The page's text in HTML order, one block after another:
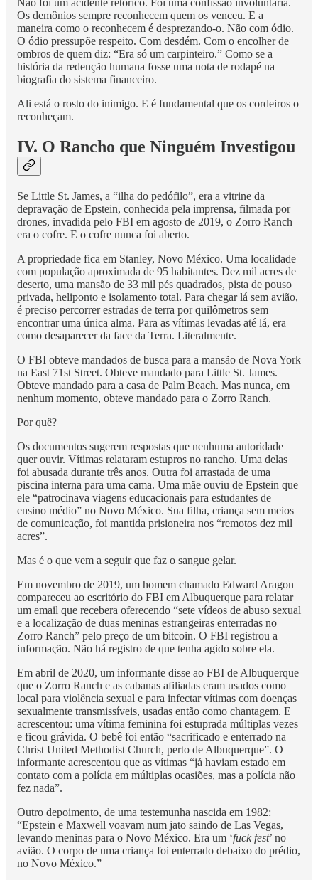
Os demônios sempre reconhecem quem os venceu. E a
maneira como o reconhecem é desprezando-o. Não com ódio.
O ódio pressupõe respeito. Com desdém. Com o encolher de
ombros de quem diz: “Era só um carpinteiro.” Como se a
história da redenção humana fosse uma nota de rodapé na
biografia do sistema financeiro.
Ali está o rosto do inimigo. E é fundamental que os cordeiros o
reconheçam.
IV. O Rancho que Ninguém Investigou
Se Little St. James, a “ilha do pedófilo”, era a vitrine da
depravação de Epstein, conhecida pela imprensa, filmada por
drones, invadida pelo FBI em agosto de 2019, o Zorro Ranch
era o cofre. E o cofre nunca foi aberto.
A propriedade fica em Stanley, Novo México. Uma localidade
com população aproximada de 95 habitantes. Dez mil acres de
deserto, uma mansão de 33 mil pés quadrados, pista de pouso
privada, heliponto e isolamento total. Para chegar lá sem avião,
é preciso percorrer estradas de terra por quilômetros sem
encontrar uma única alma. Para as vítimas levadas até lá, era
como desaparecer da face da Terra. Literalmente.
O FBI obteve mandados de busca para a mansão de Nova York
na East 71st Street. Obteve mandado para Little St. James.
Obteve mandado para a casa de Palm Beach. Mas nunca, em
nenhum momento, obteve mandado para o Zorro Ranch.
Por quê?
Os documentos sugerem respostas que nenhuma autoridade
quer ouvir. Vítimas relataram estupros no rancho. Uma delas
foi abusada durante três anos. Outra foi arrastada de uma
piscina interna para uma cama. Uma mãe ouviu de Epstein que
ele “patrocinava viagens educacionais para estudantes de
ensino médio” no Novo México. Sua filha, criança sem meios
de comunicação, foi mantida prisioneira nos “remotos dez mil
acres”.
Mas é o que vem a seguir que faz o sangue gelar.
Em novembro de 2019, um homem chamado Edward Aragon
compareceu ao escritório do FBI em Albuquerque para relatar
um email que recebera oferecendo “sete vídeos de abuso sexual
e a localização de duas meninas estrangeiras enterradas no
Zorro Ranch” pelo preço de um bitcoin. O FBI registrou a
informação. Não há registro de que tenha agido sobre ela.
Em abril de 2020, um informante disse ao FBI de Albuquerque
que o Zorro Ranch e as cabanas afiliadas eram usados como
local para violência sexual e para infectar vítimas com doenças
sexualmente transmissíveis, usadas então como chantagem. E
acrescentou: uma vítima feminina foi estuprada múltiplas vezes
e ficou grávida. O bebê foi então “sacrificado e enterrado na
Christ United Methodist Church, perto de Albuquerque”. O
informante acrescentou que as vítimas “já haviam estado em
contato com a polícia em múltiplas ocasiões, mas a polícia não
fez nada”.
Outro depoimento, de uma testemunha nascida em 1982:
“Epstein e Maxwell voavam num jato saindo de Las Vegas,
levando meninas para o Novo México. Era um ‘fuck fest’ no
avião. O corpo de uma criança foi enterrado debaixo do prédio,
no Novo México.”